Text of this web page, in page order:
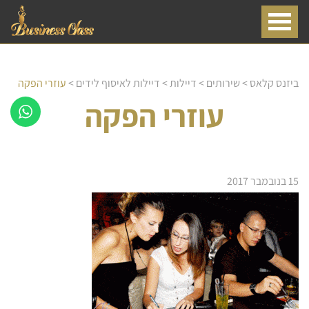
ביזנס קלאס>שירותים>דיילות>דיילות לאיסוף לידים>עוזרי הפקה
עוזרי הפקה
15 בנובמבר 2017